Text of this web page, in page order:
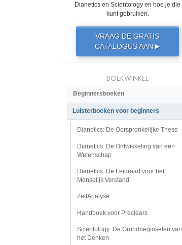
Dianetics en Scientology en hoe je die
kunt gebruiken.
VRAAG DE GRATIS
CATALOGUS AAN▶
BOEKWINKEL
Beginnersboeken
Luisterboeken voor beginners
Dianetics: De Oorspronkelijke These
Dianetics: De Ontwikkeling van een
Wetenschap
Dianetics: De Leidraad voor het
Menselijk Verstand
ZelfAnalyse
Handboek voor Preclears
Scientology: De Grondbeginselen van
het Denken